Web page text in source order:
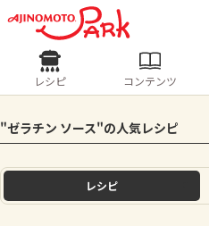
ログインすると
ログイン
ホーム
レシピ
人気の食材・レシピ
きゅうり なす ト
レシピ コンテンツ
"ゼラチン ソース"の人気レシピ
レシピ